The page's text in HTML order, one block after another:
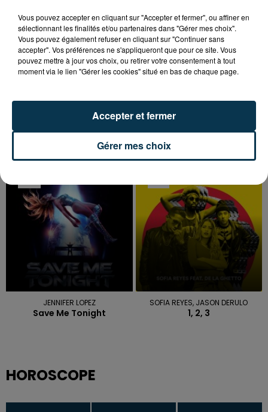
0h29
0h29
Instant Crush
0h25
0h25
GLORIA ESTEFAN
Party Time
JENNIFER LOPEZ
Save Me Tonight
SOFIA REYES, JASON DERULO
1, 2, 3
HOROSCOPE
Vous pouvez accepter en cliquant sur "Accepter et fermer", ou affiner en
sélectionnant les finalités et/ou partenaires dans "Gérer mes choix".
Vous pouvez également refuser en cliquant sur "Continuer sans
accepter". Vos préférences ne s'appliqueront que pour ce site. Vous
pouvez mettre à jour vos choix, ou retirer votre consentement à tout
moment via le lien "Gérer les cookies" situé en bas de chaque page.
Gérer mes choix
Accepter et fermer